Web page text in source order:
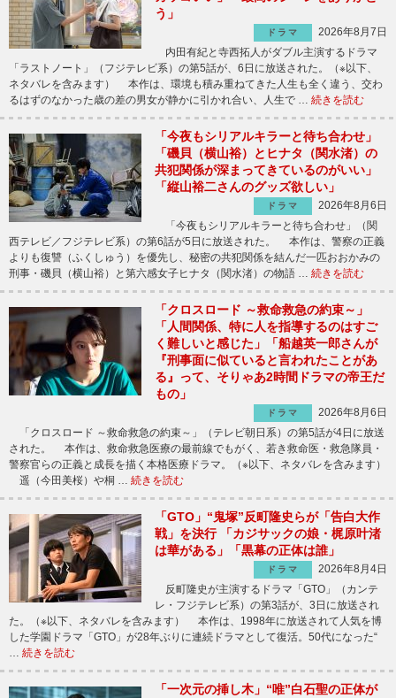
う」
ドラマ
2026年8月7日
内田有紀と寺西拓人がダブル主演するドラマ
「ラストノート」（フジテレビ系）の第5話が、6日に放送された。（※以下、
ネタバレを含みます） 本作は、環境も積み重ねてきた人生も全く違う、交わ
るはずのなかった歳の差の男女が静かに引かれ合い、人生で … 続きを読む
「今夜もシリアルキラーと待ち合わせ」
「磯貝（横山裕）とヒナタ（関水渚）の
共犯関係が深まってきているのがいい」
「縦山裕二さんのグッズ欲しい」
ドラマ
2026年8月6日
「今夜もシリアルキラーと待ち合わせ」（関
西テレビ／フジテレビ系）の第6話が5日に放送された。 本作は、警察の正義
よりも復讐（ふくしゅう）を優先し、秘密の共犯関係を結んだ一匹おおかみの
刑事・磯貝（横山裕）と第六感女子ヒナタ（関水渚）の物語 … 続きを読む
「クロスロード ～救命救急の約束～」
「人間関係、特に人を指導するのはすご
く難しいと感じた」「船越英一郎さんが
『刑事面に似ていると言われたことがあ
る』って、そりゃあ2時間ドラマの帝王だ
もの」
ドラマ
2026年8月6日
「クロスロード ～救命救急の約束～」（テレビ朝日系）の第5話が4日に放送
された。 本作は、救命救急医療の最前線でもがく、若き救命医・救急隊員・
警察官らの正義と成長を描く本格医療ドラマ。（※以下、ネタバレを含みます）
遥（今田美桜）や桐 … 続きを読む
「GTO」“鬼塚”反町隆史らが「告白大作
戦」を決行 「カジサックの娘・梶原叶渚
は華がある」「黒幕の正体は誰」
ドラマ
2026年8月4日
反町隆史が主演するドラマ「GTO」（カンテ
レ・フジテレビ系）の第3話が、3日に放送され
た。（※以下、ネタバレを含みます） 本作は、1998年に放送されて人気を博
した学園ドラマ「GTO」が28年ぶりに連続ドラマとして復活。50代になった“
… 続きを読む
「一次元の挿し木」“唯”白石聖の正体が